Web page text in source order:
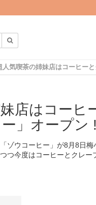
店はコーヒ
」オープン !
ゾウコーヒー」が8月8日
つ今度はコーヒーとクレ